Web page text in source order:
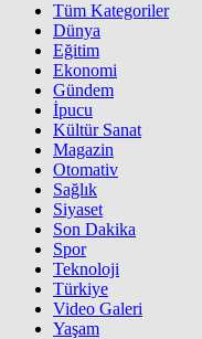
Tüm Kategoriler
Dünya
Eğitim
Ekonomi
Gündem
İpucu
Kültür Sanat
Magazin
Otomativ
Sağlık
Siyaset
Son Dakika
Spor
Teknoloji
Türkiye
Video Galeri
Yaşam